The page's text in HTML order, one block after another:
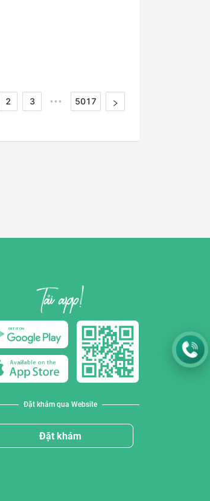
2 3 ••• 5017
Đặt khám qua Website
Đặt khám